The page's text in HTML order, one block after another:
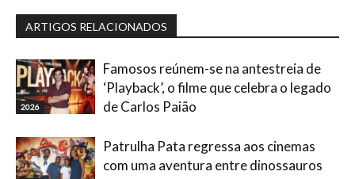
ARTIGOS RELACIONADOS
2026
Famosos reúnem-se na antestreia de
‘Playback’, o filme que celebra o legado
de Carlos Paião
Patrulha Pata regressa aos cinemas
com uma aventura entre dinossauros